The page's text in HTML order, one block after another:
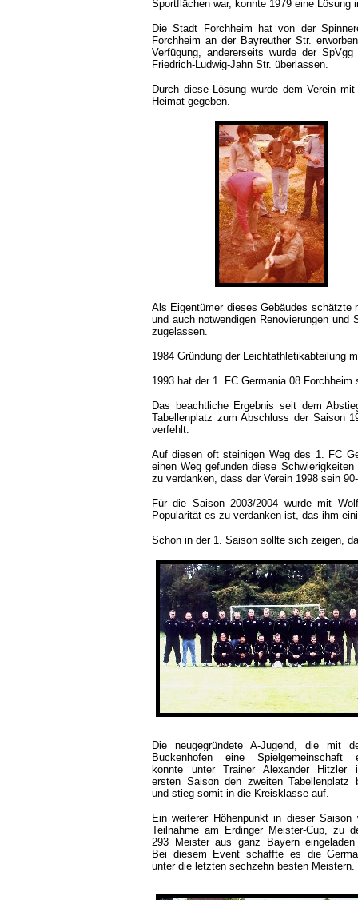
Sportflächen war, konnte 1979 eine Lösung
Die Stadt Forchheim hat von der
Forchheim an der Bayreuther Str.
Verfügung, andererseits wurde der
Friedrich-Ludwig-Jahn Str. überlassen.
Durch diese Lösung wurde dem Verein
Heimat gegeben.
Als Eigentümer dieses Gebäudes
und auch notwendigen Renovierungen und
zugelassen.
1984 Gründung der Leichtathletikabteilung
1993 hat der 1. FC Germania 08
Das beachtliche Ergebnis seit dem
Tabellenplatz zum Abschluss der Saison
verfehlt.
Auf diesen oft steinigen Weg des 1. FC
einen Weg gefunden diese
zu verdanken, dass der Verein 1998 sein
Für die Saison 2003/2004 wurde mit
Popularität es zu verdanken ist, das ihm
Schon in der 1. Saison sollte sich zeigen,
Die neugegründete A-Jugend, die mit
Buckenhofen eine Spielgemeinschaft
konnte unter Trainer Alexander Hitzler
ersten Saison den zweiten Tabellenplatz
und stieg somit in die Kreisklasse auf.
Ein weiterer Höhenpunkt in dieser Saison
Teilnahme am Erdinger Meister-Cup, zu
293 Meister aus ganz Bayern eingeladen
Bei diesem Event schaffte es die
unter die letzten sechzehn besten Meistern.